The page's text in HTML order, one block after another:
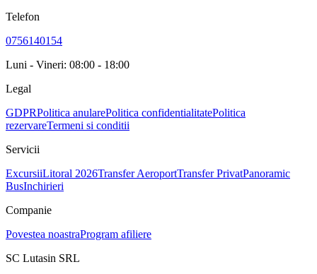
Telefon
0756140154
Luni - Vineri: 08:00 - 18:00
Legal
GDPRPolitica anularePolitica confidentialitatePolitica
rezervareTermeni si conditii
Servicii
ExcursiiLitoral 2026Transfer AeroportTransfer PrivatPanoramic
BusInchirieri
Companie
Povestea noastraProgram afiliere
SC Lutasin SRL